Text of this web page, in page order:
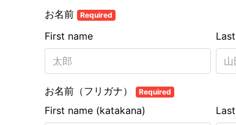
お名前 Required
First name
お名前（フリガナ） Required
First name (katakana)